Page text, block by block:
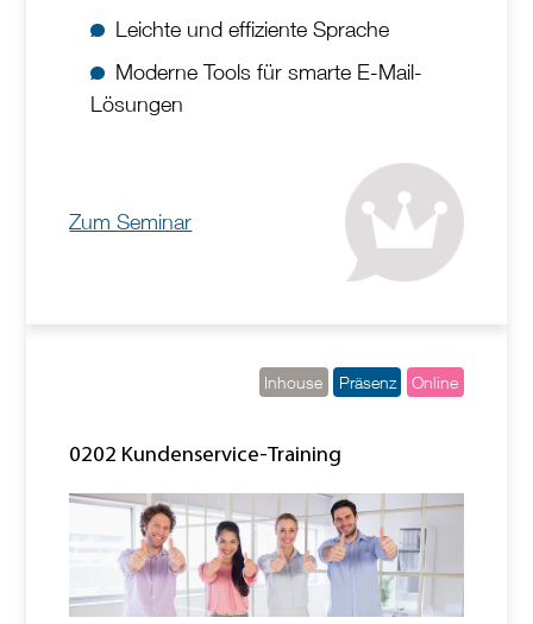
Leichte und effiziente Sprache
Moderne Tools für smarte E-Mail-
Lösungen
Zum Seminar
Inhouse Präsenz Online
0202 Kundenservice-Training